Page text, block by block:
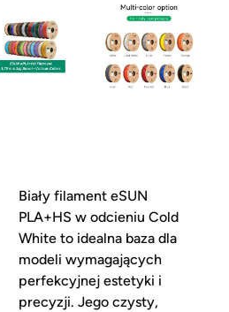
Biały filament eSUN
PLA+HS w odcieniu Cold
White to idealna baza dla
modeli wymagających
perfekcyjnej estetyki i
precyzji. Jego czysty,